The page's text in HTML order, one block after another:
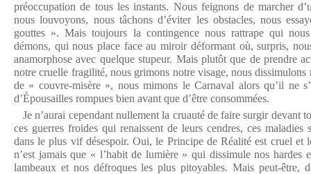
préoccupation de tous les instants. Nous feignons de marcher
nous louvoyons, nous tâchons d’éviter les obstacles, nous
gouttes ». Mais toujours la contingence nous rattrape qui
démons, qui nous place face au miroir déformant où, surpris,
anamorphose avec quelque stupeur. Mais plutôt que de prendre
notre cruelle fragilité, nous grimons notre visage, nous dissimulons
de « couvre-misère », nous mimons le Carnaval alors qu’il ne
d’Épousailles rompues bien avant que d’être consommées.
Je n’aurai cependant nullement la cruauté de faire surgir devant
ces guerres froides qui renaissent de leurs cendres, ces maladies
dans le plus vif désespoir. Oui, le Principe de Réalité est cruel et
n’est jamais que « l’habit de lumière » qui dissimule nos hardes
lambeaux et nos défroques les plus pitoyables. Mais peut-être,